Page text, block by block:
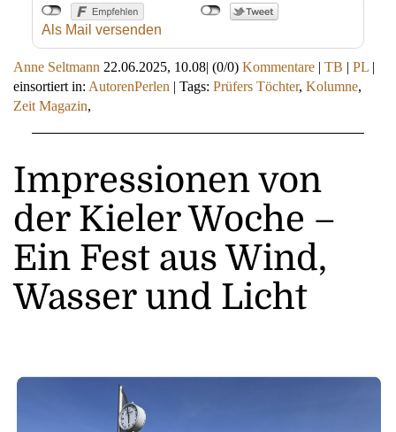
Als Mail versenden
Anne Seltmann 22.06.2025, 10.08| (0/0) Kommentare | TB | PL |
einsortiert in: AutorenPerlen | Tags: Prüfers Töchter, Kolumne,
Zeit Magazin,
Impressionen von
der Kieler Woche –
Ein Fest aus Wind,
Wasser und Licht